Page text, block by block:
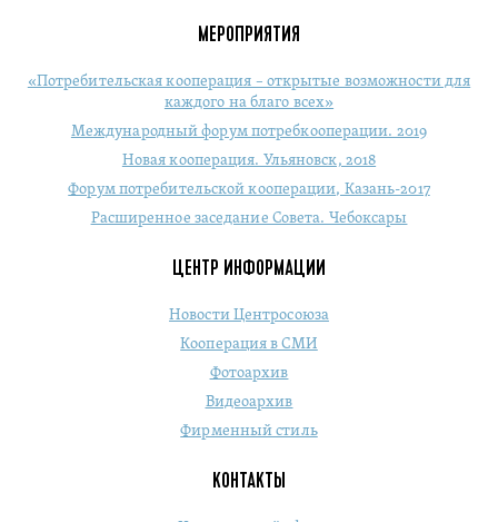
МЕРОПРИЯТИЯ
«Потребительская кооперация – открытые возможности для
каждого на благо всех»
Международный форум потребкооперации. 2019
Новая кооперация. Ульяновск, 2018
Форум потребительской кооперации, Казань-2017
Расширенное заседание Совета. Чебоксары
ЦЕНТР ИНФОРМАЦИИ
Новости Центросоюза
Кооперация в СМИ
Фотоархив
Видеоархив
Фирменный стиль
КОНТАКТЫ